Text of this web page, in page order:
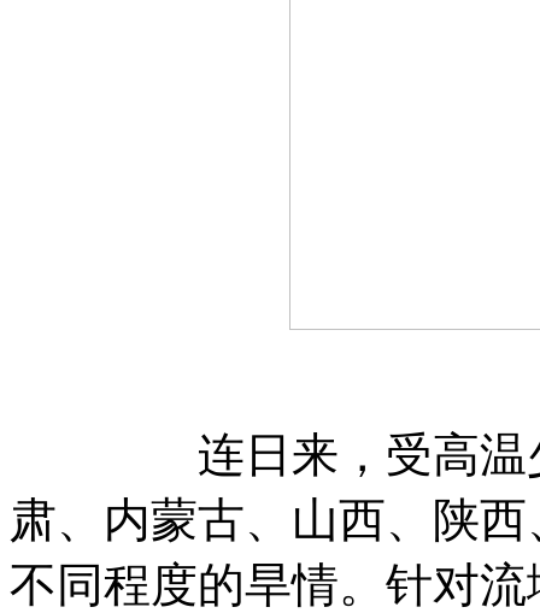
连日来，受高温少
肃、内蒙古、山西、陕
不同程度的旱情。针对